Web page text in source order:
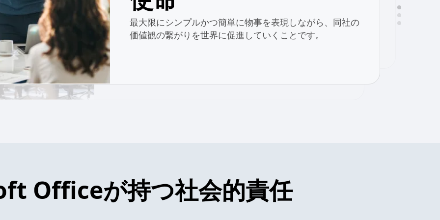
最大限にシンプルかつ簡単に物事を表現しながら、同社の
価値観の繋がりを世界に促進していくことです。
お客様第一/革新への忍耐力 / 誠実さと素直さ / 楽観主義
と高い回復力
ユーザーに大切にされながら自社の従業員に誇りを与えつ
つ、社会から尊敬される企業を目指しています。私たちは
世間からの期待を超えることでより驚かれるオフィスサー
Officeが持つ社会的責任